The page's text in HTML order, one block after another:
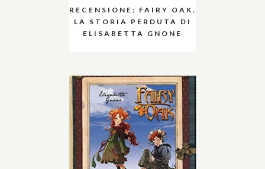
RECENSIONE: FAIRY OAK.
LA STORIA PERDUTA DI
ELISABETTA GNONE